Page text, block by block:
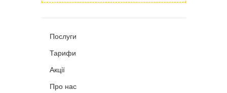
Послуги
Тарифи
Акції
Про нас